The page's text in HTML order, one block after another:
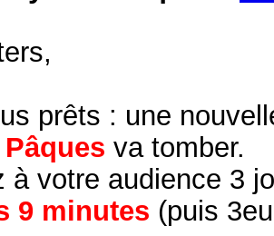
prêts : une
va tomber.
à votre audience 3
9 minutes (puis